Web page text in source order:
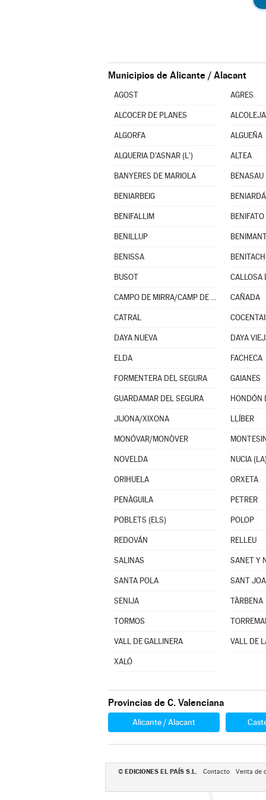
Municipios de Alicante / Alacant
AGOST AGRES
ALCOCER DE PLANES ALCOLEJA
ALGORFA ALGUEÑA
ALQUERIA D'ASNAR (L') ALTEA
BANYERES DE MARIOLA BENASAU
BENIARBEIG BENIARDÁ
BENIFALLIM BENIFATO
BENILLUP
BENISSA
BUSOT CALLOSA
CAMPO DE MIRRA/CAMP DE MIRRA (EL) CAÑADA
CATRAL
DAYA NUEVA DAYA
ELDA FACHECA
FORMENTERA DEL SEGURA GAIANES
GUARDAMAR DEL SEGURA HONDÓN
JIJONA/XIXONA LLÍBER
MONÓVAR/MONÒVER
NOVELDA NUCIA (LA)
ORIHUELA ORXETA
PENÀGUILA PETRER
POBLETS (ELS) POLOP
REDOVÁN RELLEU
SALINAS SANET Y
SANTA POLA SANT
SENIJA TÀRBENA
TORMOS
VALL DE GALLINERA VALL DE
XALÓ
Provincias de C. Valenciana
Alicante / Alacant
© EDICIONES EL PAÍS S.L. Contacto Venta de